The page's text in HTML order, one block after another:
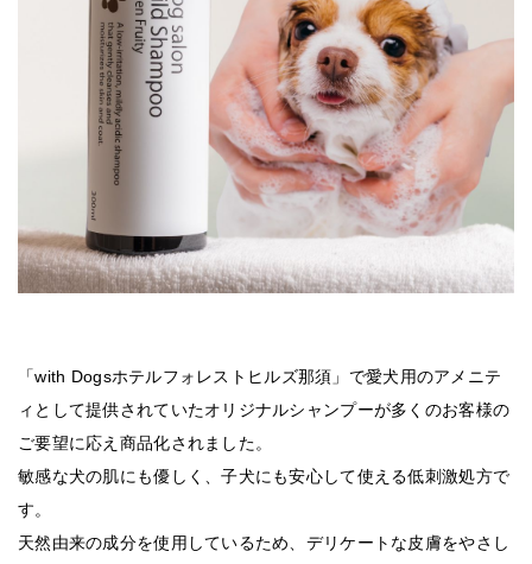
「with Dogsホテルフォレストヒルズ那須」で愛犬用のアメニテ
ィとして提供されていたオリジナルシャンプーが多くのお客様の
ご要望に応え商品化されました。
敏感な犬の肌にも優しく、子犬にも安心して使える低刺激処方で
す。
天然由来の成分を使用しているため、デリケートな皮膚をやさし